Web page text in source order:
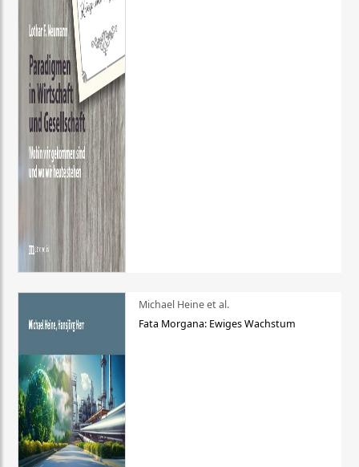
Michael Heine et al.
Fata Morgana: Ewiges Wachstum